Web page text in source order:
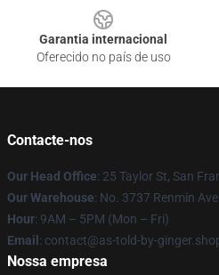
Garantia internacional
Oferecido no país de uso
Contacte-nos
Our Head Office: 25 Taylor St, San
Our Warehouse: No. 3737 Renmin
Hour: 9AM – 5PM (Mon – Fri)
Email : contact@as-told-by-
Nossa empresa